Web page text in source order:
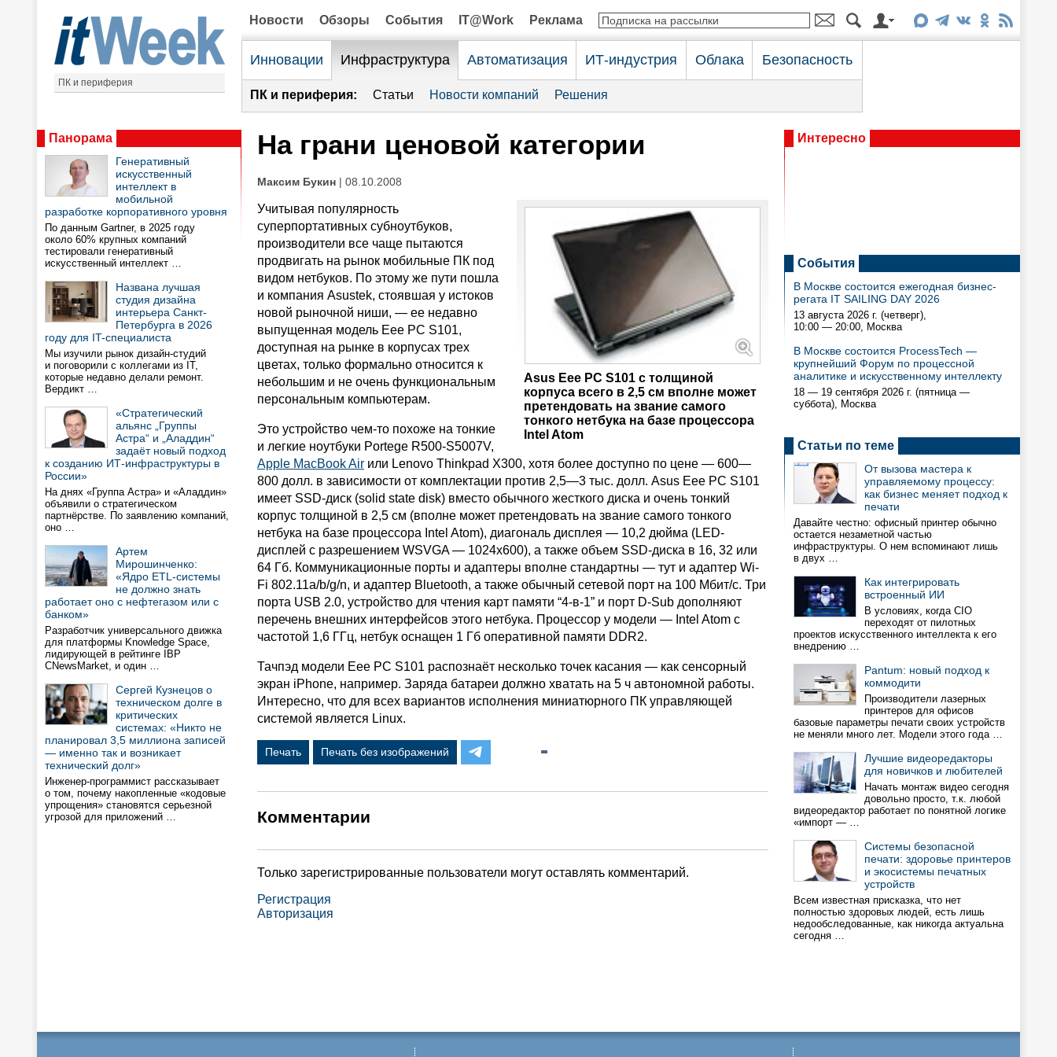
ПК и периферия
Новости Обзоры События IT@Work Реклама
Инновации Инфраструктура Автоматизация ИТ-индустрия Облака Безопасность
ПК и периферия: Статьи Новости компаний Решения
Панорама
Генеративный
искусственный
интеллект в
мобильной
разработке корпоративного уровня
По данным Gartner, в 2025 году
около 60% крупных компаний
тестировали генеративный
искусственный интеллект …
Названа лучшая
студия дизайна
интерьера Санкт-
Петербурга в 2026
году для IT-специалиста
Мы изучили рынок дизайн-студий
и поговорили с коллегами из IT,
которые недавно делали ремонт.
Вердикт …
«Стратегический
альянс „Группы
Астра“ и „Аладдин“
задаёт новый подход
к созданию ИТ-инфраструктуры в
России»
На днях «Группа Астра» и «Аладдин»
объявили о стратегическом
партнёрстве. По заявлению компаний,
оно …
Артем
Мирошинченко:
«Ядро ETL-системы
не должно знать
работает оно с нефтегазом или с
банком»
Разработчик универсального движка
для платформы Knowledge Space,
лидирующей в рейтинге IBP
CNewsMarket, и один …
Сергей Кузнецов о
техническом долге в
критических
системах: «Никто не
планировал 3,5 миллиона записей
— именно так и возникает
технический долг»
Инженер-программист рассказывает
о том, почему накопленные «кодовые
упрощения» становятся серьезной
угрозой для приложений …
На грани ценовой категории
Максим Букин | 08.10.2008
Asus Eee PC S101 с толщиной
корпуса всего в 2,5 см вполне может
претендовать на звание самого
тонкого нетбука на базе процессора
Intel Atom
Учитывая популярность
суперпортативных субноутбуков,
производители все чаще пытаются
продвигать на рынок мобильные ПК под
видом нетбуков. По этому же пути пошла
и компания Asustek, стоявшая у истоков
новой рыночной ниши, — ее недавно
выпущенная модель Eee PC S101,
доступная на рынке в корпусах трех
цветах, только формально относится к
небольшим и не очень функциональным
персональным компьютерам.
Это устройство чем-то похоже на тонкие
и легкие ноутбуки Portege R500-S5007V,
Apple MacBook Air или Lenovo Thinkpad X300, хотя более доступно по цене — 600—
800 долл. в зависимости от комплектации против 2,5—3 тыс. долл. Asus Eee PC S101
имеет SSD-диск (solid state disk) вместо обычного жесткого диска и очень тонкий
корпус толщиной в 2,5 см (вполне может претендовать на звание самого тонкого
нетбука на базе процессора Intel Atom), диагональ дисплея — 10,2 дюйма (LED-
дисплей с разрешением WSVGA — 1024x600), а также объем SSD-диска в 16, 32 или
64 Гб. Коммуникационные порты и адаптеры вполне стандартны — тут и адаптер Wi-
Fi 802.11a/b/g/n, и адаптер Bluetooth, а также обычный сетевой порт на 100 Мбит/с. Три
порта USB 2.0, устройство для чтения карт памяти “4-в-1” и порт D-Sub дополняют
перечень внешних интерфейсов этого нетбука. Процессор у модели — Intel Atom c
частотой 1,6 ГГц, нетбук оснащен 1 Гб оперативной памяти DDR2.
Тачпэд модели Eee PC S101 распознаёт несколько точек касания — как сенсорный
экран iPhone, например. Заряда батареи должно хватать на 5 ч автономной работы.
Интересно, что для всех вариантов исполнения миниатюрного ПК управляющей
системой является Linux.
Печать Печать без изображений
Комментарии
Только зарегистрированные пользователи могут оставлять комментарий.
Регистрация
Авторизация
Интересно
События
В Москве состоится ежегодная бизнес-
регата IT SAILING DAY 2026
13 августа 2026 г. (четверг),
10:00 — 20:00, Москва
В Москве состоится ProcessTech —
крупнейший Форум по процессной
аналитике и искусственному интеллекту
18 — 19 сентября 2026 г. (пятница —
суббота), Москва
Статьи по теме
От вызова мастера к
управляемому процессу:
как бизнес меняет подход к
печати
Давайте честно: офисный принтер обычно
остается незаметной частью
инфраструктуры. О нем вспоминают лишь
в двух …
Как интегрировать
встроенный ИИ
В условиях, когда CIO
переходят от пилотных
проектов искусственного интеллекта к его
внедрению …
Pantum: новый подход к
коммодити
Производители лазерных
принтеров для офисов
базовые параметры печати своих устройств
не меняли много лет. Модели этого года …
Лучшие видеоредакторы
для новичков и любителей
Начать монтаж видео сегодня
довольно просто, т.к. любой
видеоредактор работает по понятной логике
«импорт — …
Системы безопасной
печати: здоровье принтеров
и экосистемы печатных
устройств
Всем известная присказка, что нет
полностью здоровых людей, есть лишь
недообследованные, как никогда актуальна
сегодня …